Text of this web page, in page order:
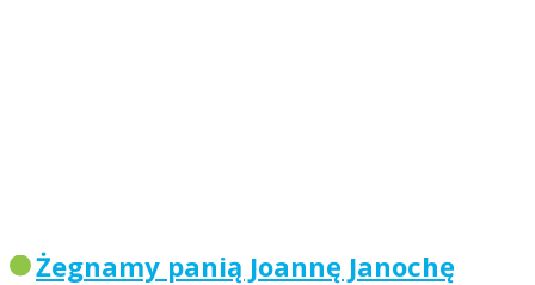
Żegnamy panią Joannę Janochę